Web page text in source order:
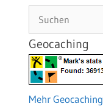
Suchen
Geocaching
Mehr Geocaching